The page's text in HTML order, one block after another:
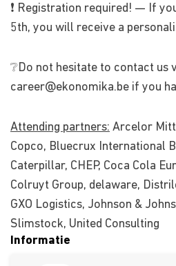
❗️ Registration required! — If
5th, you will receive a
❔Do not hesitate to contact us
career@ekonomika.be if you
Attending partners: Arcelor
Copco, Bluecrux International
Caterpillar, CHEP, Coca Cola
Colruyt Group, delaware,
GXO Logistics, Johnson &
Slimstock, United Consulting
Informatie